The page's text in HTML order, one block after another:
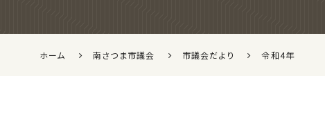
ホーム 南さつま市議会 市議会だより 令和4年